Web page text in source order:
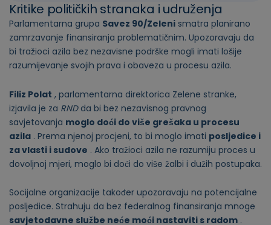
Kritike političkih stranaka i udruženja
Parlamentarna grupa Savez 90/Zeleni smatra planirano
zamrzavanje finansiranja problematičnim. Upozoravaju da
bi tražioci azila bez nezavisne podrške mogli imati lošije
razumijevanje svojih prava i obaveza u procesu azila.
Filiz Polat , parlamentarna direktorica Zelene stranke,
izjavila je za RNDda bi bez nezavisnog pravnog
savjetovanja moglo doći do više grešaka u procesu
azila . Prema njenoj procjeni, to bi moglo imati posljedice i
za vlasti i sudove . Ako tražioci azila ne razumiju proces u
dovoljnoj mjeri, moglo bi doći do više žalbi i dužih postupaka.
Socijalne organizacije također upozoravaju na potencijalne
posljedice. Strahuju da bez federalnog finansiranja mnoge
savjetodavne službe neće moći nastaviti s radom .